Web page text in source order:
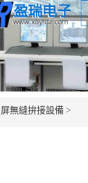
無縫拚接設備 >